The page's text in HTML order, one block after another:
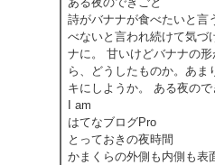
詩がバナナが食べたいと
べないと言われ続けて気づ
ナに。 甘いけどバナナの
ら、どうしたものか。あま
キにしようか。 ある夜の
I am
はてなブログPro
とっておきの夜時間
かまくらの外側も内側も表